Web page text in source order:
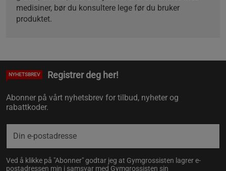
medisiner, bør du konsultere lege før du bruker
produktet.
NYHETSBREV Registrer deg her!
Abonner på vårt nyhetsbrev for tilbud, nyheter og
rabattkoder.
Ved å klikke på "Abonner" godtar jeg at Gymgrossisten lagrer e-
postadressen min i samsvar med Gymgrossisten sin